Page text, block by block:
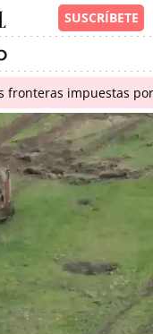
fronteras impuestas